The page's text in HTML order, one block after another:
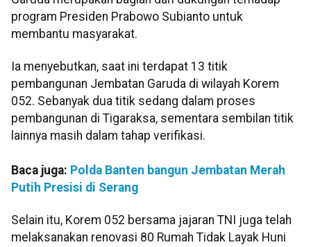
program Presiden Prabowo Subianto untuk
membantu masyarakat.
Ia menyebutkan, saat ini terdapat 13 titik
pembangunan Jembatan Garuda di wilayah Korem
052. Sebanyak dua titik sedang dalam proses
pembangunan di Tigaraksa, sementara sembilan titik
lainnya masih dalam tahap verifikasi.
Baca juga: Polda Banten bangun Jembatan Merah
Putih Presisi di Serang
Selain itu, Korem 052 bersama jajaran TNI juga telah
melaksanakan renovasi 80 Rumah Tidak Layak Huni